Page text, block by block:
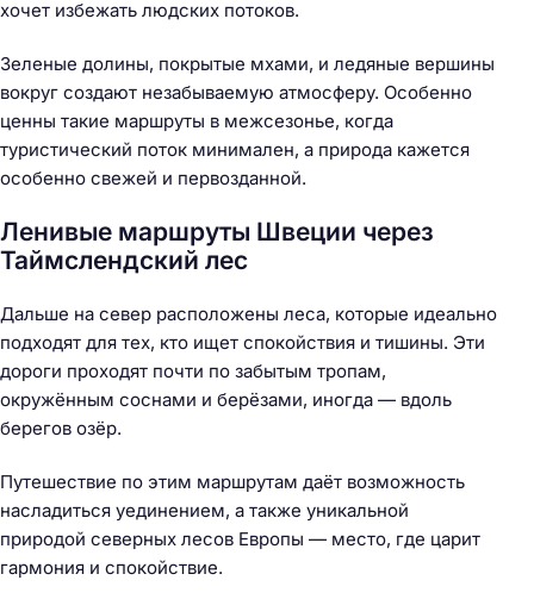
хочет избежать людских потоков.
Зеленые долины, покрытые мхами, и ледяные вершины
вокруг создают незабываемую атмосферу. Особенно
ценны такие маршруты в межсезонье, когда
туристический поток минимален, а природа кажется
особенно свежей и первозданной.
Ленивые маршруты Швеции через
Таймслендский лес
Дальше на север расположены леса, которые идеально
подходят для тех, кто ищет спокойствия и тишины. Эти
дороги проходят почти по забытым тропам,
окружённым соснами и берёзами, иногда — вдоль
берегов озёр.
Путешествие по этим маршрутам даёт возможность
насладиться уединением, а также уникальной
природой северных лесов Европы — место, где царит
гармония и спокойствие.
Н
й
т
и
: